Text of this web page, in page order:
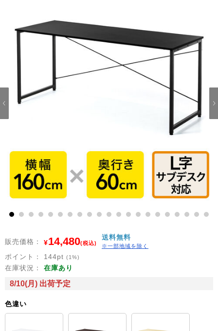
10 11 12 13 14 15 16 17 18 19 20
販売価格： ¥14,480(税込)
送料無料
※一部地域を除く
ポイント： 144pt (1%)
在庫状況： 在庫あり
8/10(月) 出荷予定
色違い